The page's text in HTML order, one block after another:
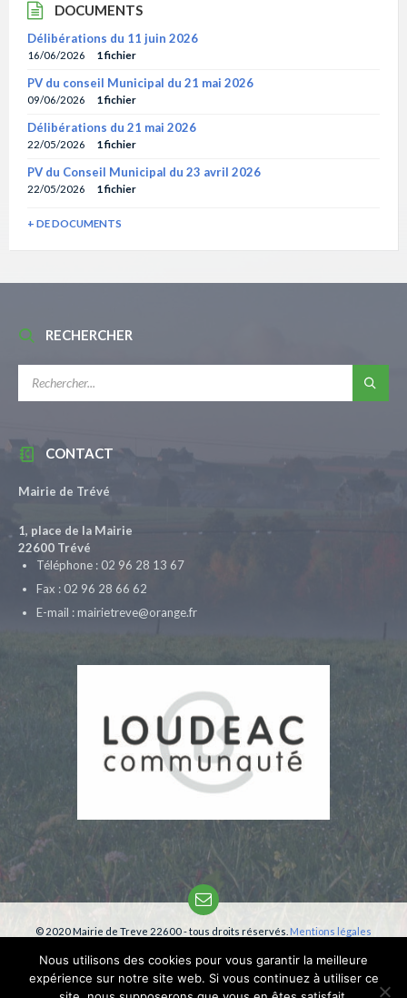
DOCUMENTS
Délibérations du 11 juin 2026
16/06/2026 1 fichier
PV du conseil Municipal du 21 mai 2026
09/06/2026 1 fichier
Délibérations du 21 mai 2026
22/05/2026 1 fichier
PV du Conseil Municipal du 23 avril 2026
22/05/2026 1 fichier
+ DE DOCUMENTS
RECHERCHER
CONTACT
Mairie de Trévé
1, place de la Mairie
22600 Trévé
Téléphone : 02 96 28 13 67
Fax : 02 96 28 66 62
E-mail : mairietreve@orange.fr
Email
© 2020 Mairie de Treve 22600 - tous droits réservés. Mentions légales
Nous utilisons des cookies pour vous garantir la meilleure
expérience sur notre site web. Si vous continuez à utiliser ce